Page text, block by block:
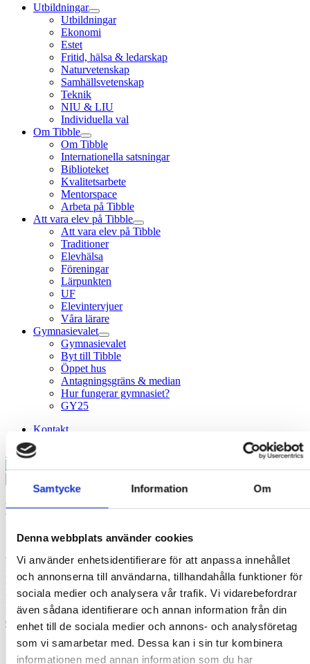
Samtycke Information Om
Denna webbplats använder cookies
Vi använder enhetsidentifierare för att anpassa innehållet
och annonserna till användarna, tillhandahålla funktioner för
sociala medier och analysera vår trafik. Vi vidarebefordrar
även sådana identifierare och annan information från din
enhet till de sociala medier och annons- och analysföretag
som vi samarbetar med. Dessa kan i sin tur kombinera
informationen med annan information som du har
Utbildningar
Utbildningar
Ekonomi
Estet
Fritid, hälsa & ledarskap
Naturvetenskap
Samhällsvetenskap
Teknik
NIU & LIU
Individuella val
Om Tibble
Om Tibble
Internationella satsningar
Biblioteket
Kvalitetsarbete
Mentorspace
Arbeta på Tibble
Att vara elev på Tibble
Att vara elev på Tibble
Traditioner
Elevhälsa
Föreningar
Lärpunkten
UF
Elevintervjuer
Våra lärare
Gymnasievalet
Gymnasievalet
Byt till Tibble
Öppet hus
Antagningsgräns & median
Hur fungerar gymnasiet?
GY25
Kontakt
Anmälan Öppet hus
Kontakt
Växel
Måndag-Torsdag: 08.00-16.00
Fredag: 08.00-14.00
Lunchstängt: 12.00-13.00
08- 522 827 00